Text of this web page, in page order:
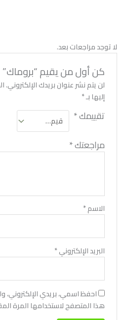
لا توجد مراجعات بعد.
كن أول من يقيم “بروماك”
لن يتم نشر عنوان بريدك الإلكتروني.
إليها بـ*
تقييمك*
مراجعتك*
الاسم*
البريد الإلكتروني*
احفظ اسمي، بريدي الإلكتروني،
هذا المتصفح لاستخدامها المرة